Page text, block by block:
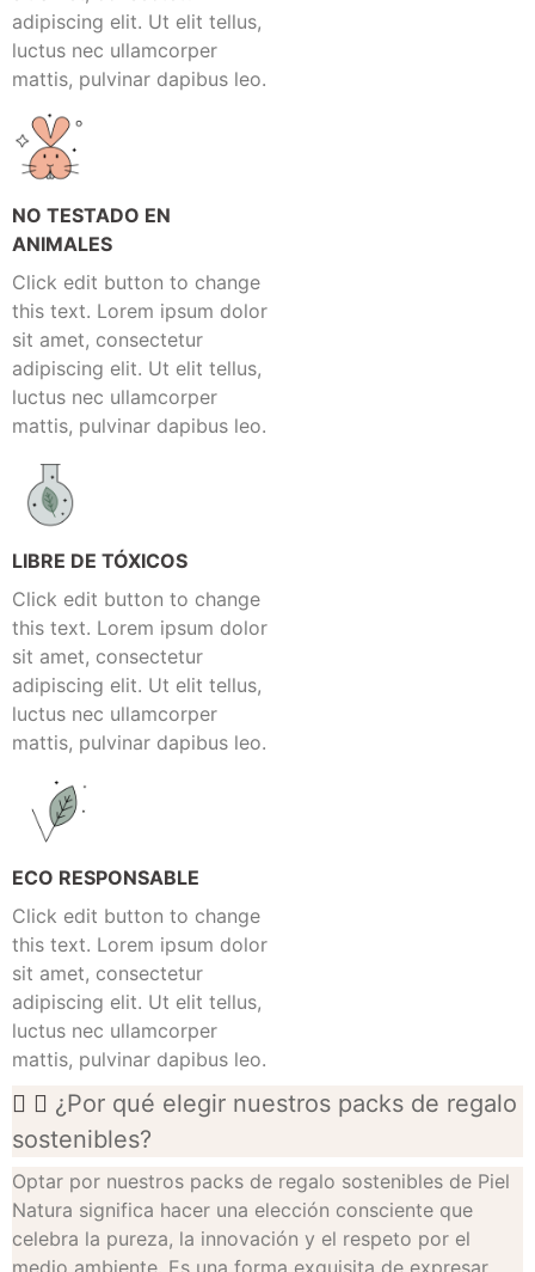
adipiscing elit. Ut elit tellus,
luctus nec ullamcorper
mattis, pulvinar dapibus leo.
NO TESTADO EN
ANIMALES
Click edit button to change
this text. Lorem ipsum dolor
sit amet, consectetur
adipiscing elit. Ut elit tellus,
luctus nec ullamcorper
mattis, pulvinar dapibus leo.
LIBRE DE TÓXICOS
Click edit button to change
this text. Lorem ipsum dolor
sit amet, consectetur
adipiscing elit. Ut elit tellus,
luctus nec ullamcorper
mattis, pulvinar dapibus leo.
ECO RESPONSABLE
Click edit button to change
this text. Lorem ipsum dolor
sit amet, consectetur
adipiscing elit. Ut elit tellus,
luctus nec ullamcorper
mattis, pulvinar dapibus leo.
¿Por qué elegir nuestros packs de regalo
sostenibles?
Optar por nuestros packs de regalo sostenibles de Piel
Natura significa hacer una elección consciente que
celebra la pureza, la innovación y el respeto por el